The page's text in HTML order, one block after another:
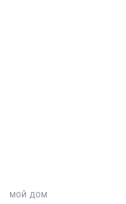
МОЙ ДОМ